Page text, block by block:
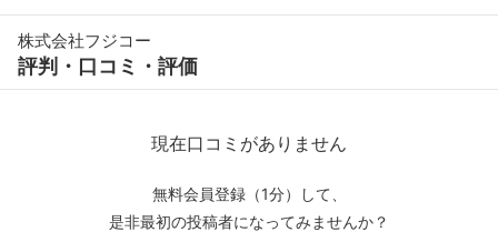
株式会社フジコー
評判・口コミ・評価
現在口コミがありません
無料会員登録（1分）して、
是非最初の投稿者になってみませんか？